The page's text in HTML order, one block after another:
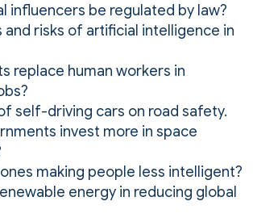
influencers be regulated by law?
and risks of artificial intelligence in
replace human workers in
self-driving cars on road safety.
invest more in space
making people less intelligent?
energy in reducing global